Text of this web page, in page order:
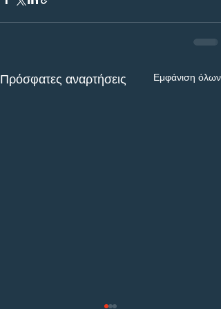
Πρόσφατες αναρτήσεις Εμφάνιση όλων